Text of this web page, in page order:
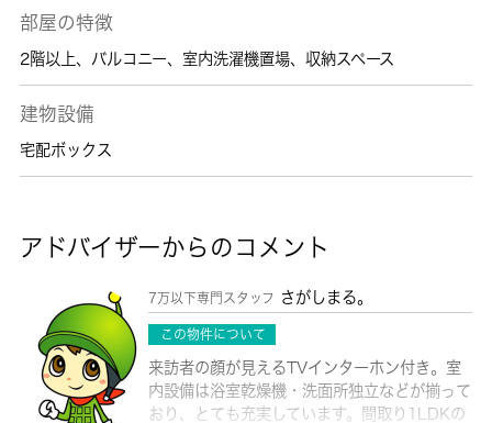
部屋の特徴
2階以上、 バルコニー、 室内洗濯機置場、 収納スペース
建物設備
宅配ボックス
アドバイザーからのコメント
7万以下専門スタッフ さがしまる。
この物件について
来訪者の顔が見えるTVインターホン付き。室
内設備は浴室乾燥機・洗面所独立などが揃って
おり、とても充実しています。間取り1LDKの